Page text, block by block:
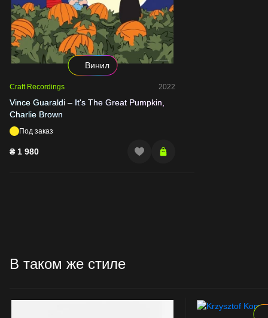
Винил
Craft Recordings 2022
Vince Guaraldi – It's The Great Pumpkin,
Charlie Brown
Под заказ
₴ 1 980
В таком же стиле